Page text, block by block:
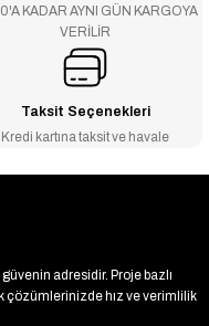
KADAR AYNI GÜN KARGOYA
VERİLİR
Taksit Seçenekleri
Kredi kartına taksit ve havale
adresidir. Proje bazlı
çözümlerinizde hız ve verimlilik